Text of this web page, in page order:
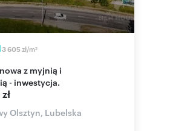
3 605 zł/m2
- inwestycja.
Olsztyn, Lubelska